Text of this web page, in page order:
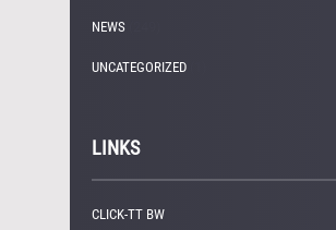
NEWS
UNCATEGORIZED
LINKS
CLICK-TT BW